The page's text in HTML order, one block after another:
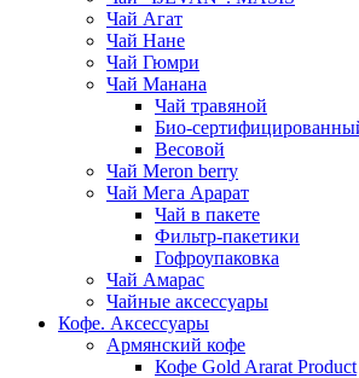
Чай Агат
Чай Нане
Чай Гюмри
Чай Манана
Чай травяной
Био-
Весовой
Чай Meron berry
Чай Мега Арарат
Чай в пакете
Фильтр-пакетики
Гофроупаковка
Чай Амарас
Чайные аксессуары
Кофе. Аксессуары
Армянский кофе
Кофе Gold Ararat Product